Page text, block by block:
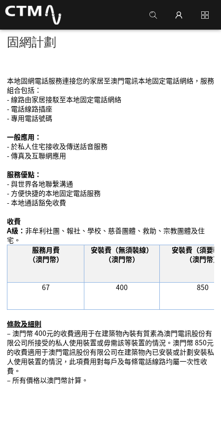
固網計劃
本地固網電話服務連接您的家居至澳門電訊本地固定電話網絡，服務
組合包括：
-線路由家居接駁至本地固定電話網絡
- 電話線路插座
-專用電話號碼
一般應用：
-於私人住宅接收及傳送話音服務
-傳真及互聯網應用
服務優點：
-與世界各地聯繫溝通
- 方便快捷的本地固定電話服務
-本地通話豁免收費
收費
A級： 非牟利社團、報社、學校、慈善團體、救助、宗教團體及住
宅。
服務月費
（澳門幣）
安裝費（無須裝線）
（澳門幣）
安裝費（須要
（澳門幣）
67 400 850
條款及細則
– 澳門幣 400元的收費適用于在建築物內裝有質素為澳門電訊股份有
限公司所接受的私人使用裝置或毋需該等裝置的情況。澳門幣 850元
的收費適用于澳門電訊股份有限公司在建築物內已安裝或計劃安裝私
人使用裝置的情況，此項費用對每戶及每條電話線路均屬一次性收
費。
– 所有價格以澳門幣計算。